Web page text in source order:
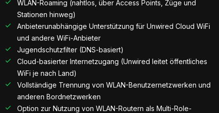
WLAN-Roaming (nahtlos, über Access Points, Züge und
Stationen hinweg)
Anbieterunabhängige Unterstützung für Unwired Cloud WiFi
und andere WiFi-Anbieter
Jugendschutzfilter (DNS-basiert)
Cloud-basierter Internetzugang (Unwired leitet öffentliches
WiFi je nach Land)
Vollständige Trennung von WLAN-Benutzernetzwerken und
anderen Bordnetzwerken
Option zur Nutzung von WLAN-Routern als Multi-Role-